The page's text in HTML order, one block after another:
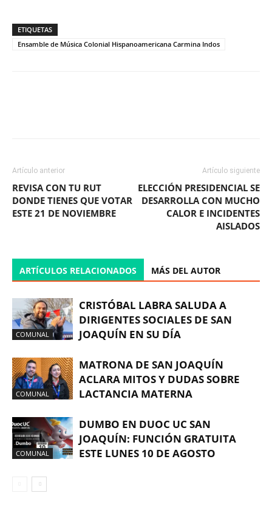
ETIQUETAS
Ensamble de Música Colonial Hispanoamericana Carmina Indos
Artículo anterior
REVISA CON TU RUT
DONDE TIENES QUE VOTAR
ESTE 21 DE NOVIEMBRE
Artículo siguiente
ELECCIÓN PRESIDENCIAL SE
DESARROLLA CON MUCHO
CALOR E INCIDENTES
AISLADOS
ARTÍCULOS RELACIONADOS MÁS DEL AUTOR
COMUNAL
CRISTÓBAL LABRA SALUDA A
DIRIGENTES SOCIALES DE SAN
JOAQUÍN EN SU DÍA
COMUNAL
MATRONA DE SAN JOAQUÍN
ACLARA MITOS Y DUDAS SOBRE
LACTANCIA MATERNA
COMUNAL
DUMBO EN DUOC UC SAN
JOAQUÍN: FUNCIÓN GRATUITA
ESTE LUNES 10 DE AGOSTO